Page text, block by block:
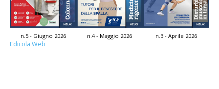
n.5 - Giugno 2026 n.4 - Maggio 2026 n.3 - Aprile 2026
Edicola Web